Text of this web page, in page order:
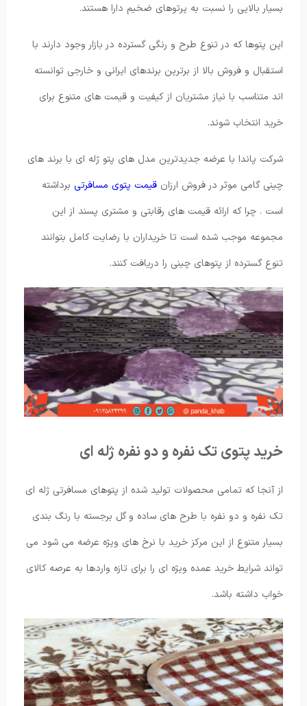
بسیار بالایی را نسبت به پرتوهای ضخیم دارا هستند.
این پتوها که در تنوع طرح و رنگی گسترده در بازار وجود دارند با
استقبال و فروش بالا از برترین برندهای ایرانی و خارجی توانسته
اند متناسب با نیاز مشتریان از کیفیت و قیمت های متنوع برای
خرید انتخاب شوند.
شرکت پاندا با عرضه جدیدترین مدل های پتو ژله ای با برند های
چینی گامی موثر در فروش ارزان قیمت پتوی مسافرتی برداشته
است . چرا که ارائه قیمت های رقابتی و مشتری پسند از این
مجموعه موجب شده است تا خریداران با رضایت کامل بتوانند
تنوع گسترده از پتوهای چینی را دریافت کنند.
خرید پتوی تک نفره و دو نفره ژله ای
از آنجا که تمامی محصولات تولید شده از پتوهای مسافرتی ژله ای
تک نفره و دو نفره با طرح های ساده و گل برجسته با رنگ بندی
بسیار متنوع از این مرکز خرید با نرخ های ویژه عرضه می شود می
تواند شرایط خرید عمده ویژه ای را برای تازه واردها به عرصه کالای
خواب داشته باشد.